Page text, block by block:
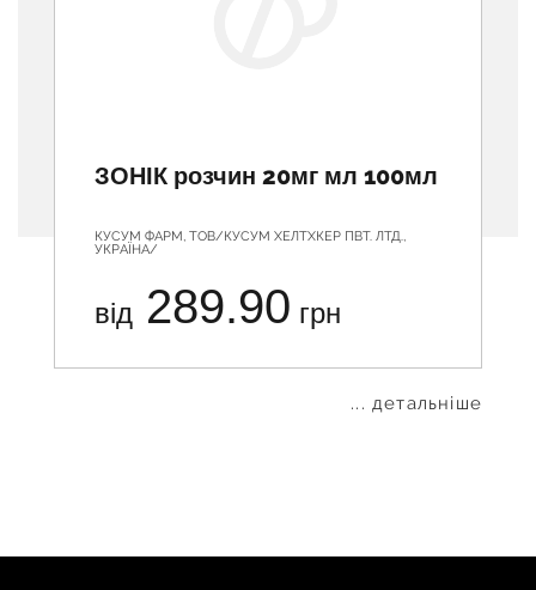
ЗОНІК розчин 20мг мл 100мл
КУСУМ ФАРМ, ТОВ/КУСУМ ХЕЛТХКЕР ПВТ. ЛТД.,
УКРАЇНА/
від 289.90 грн
... детальніше